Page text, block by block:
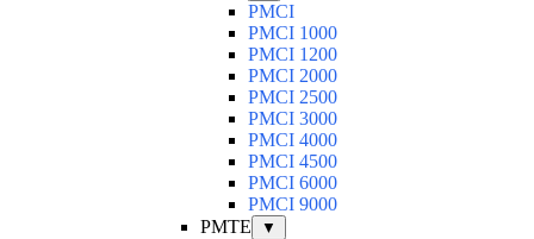
PMCI
PMCI 1000
PMCI 1200
PMCI 2000
PMCI 2500
PMCI 3000
PMCI 4000
PMCI 4500
PMCI 6000
PMCI 9000
PMTE
▼